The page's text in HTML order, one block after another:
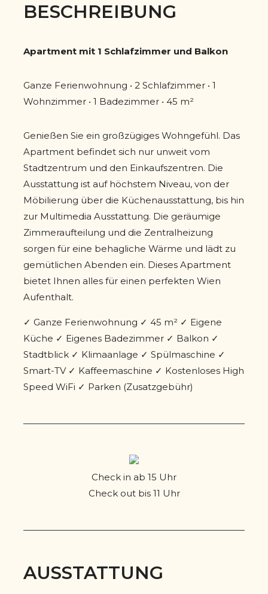
BESCHREIBUNG
Apartment mit 1 Schlafzimmer und Balkon
Ganze Ferienwohnung • 2 Schlafzimmer • 1
Wohnzimmer • 1 Badezimmer • 45 m²
Genießen Sie ein großzügiges Wohngefühl. Das
Apartment befindet sich nur unweit vom
Stadtzentrum und den Einkaufszentren. Die
Ausstattung ist auf höchstem Niveau, von der
Möbilierung über die Küchenausstattung, bis hin
zur Multimedia Ausstattung. Die geräumige
Zimmeraufteilung und die Zentralheizung
sorgen für eine behagliche Wärme und lädt zu
gemütlichen Abenden ein. Dieses Apartment
bietet Ihnen alles für einen perfekten Wien
Aufenthalt.
✓ Ganze Ferienwohnung ✓ 45 m² ✓ Eigene
Küche ✓ Eigenes Badezimmer ✓ Balkon ✓
Stadtblick ✓ Klimaanlage ✓ Spülmaschine ✓
Smart-TV ✓ Kaffeemaschine ✓ Kostenloses High
Speed WiFi ✓ Parken (Zusatzgebühr)
Check in ab 15 Uhr
Check out bis 11 Uhr
AUSSTATTUNG